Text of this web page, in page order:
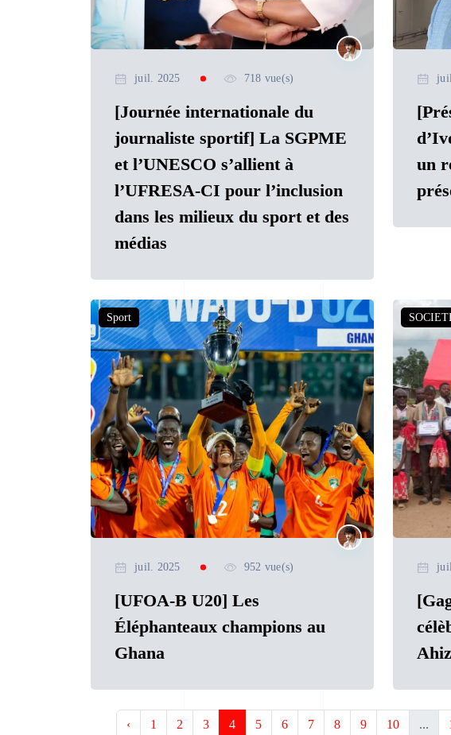
juil. 2025 718 vue(s)
[Journée internationale du
journaliste sportif] La SGPME
et l’UNESCO s’allient à
l’UFRESA-CI pour l’inclusion
dans les milieux du sport et des
médias
un
Sport
juil. 2025 952 vue(s)
[UFOA-B U20] Les
Éléphanteaux champions au
Ghana
‹ 1 2 3 4 5 6 7 8 9 10 ...